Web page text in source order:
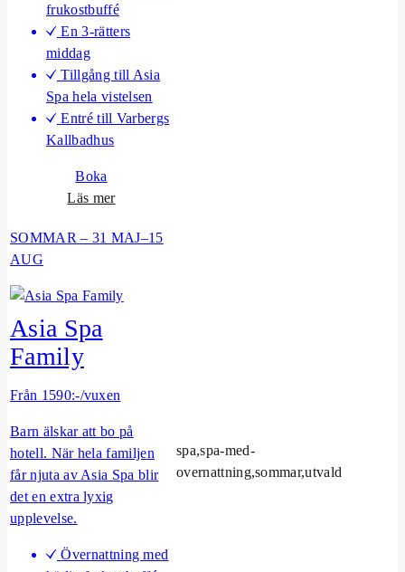
frukostbuffé
En 3-rätters
middag
Tillgång till Asia
Spa hela vistelsen
Entré till Varbergs
Kallbadhus
Boka
Läs mero
K
o
p
k
e
t
SOMMAR – 31 MAJ–15
AUG
Asia Spa
Family
Från 1590:-/vuxen
Barn älskar att bo på
hotell. När hela familjen
får njuta av Asia Spa blir
det en extra lyxig
upplevelse.
Övernattning med
spa,spa-med-
overnattning,sommar,utvald